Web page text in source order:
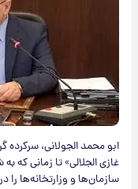
ابو محمد الجولانی، سرکرده
غازی الجلالی» تا زمانی که
سازمان‌ها و وزارتخانه‌ها